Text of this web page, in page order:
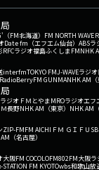
（FM北海道） FM NORTH WAVE
Date fm（エフエム仙台） ABSラ
RFCラジオ福島ふくしまFMNHK
interfmTOKYO FMJ-WAVEラジ
RadioBerryFM GUNMANHK AM（
ジオ ＦＭとやまMROラジオエフ
Ｍ長野NHK AM（東京） NHK AM
ZIP-FMFM AICHI ＦＭ ＧＩＦＵ
（名古屋）
大阪FM COCOLOFM802FM大阪ラ
STATION FM KYOTOwbs和歌山放